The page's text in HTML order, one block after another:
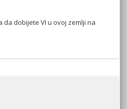
dobijete VI u ovoj zemlji na